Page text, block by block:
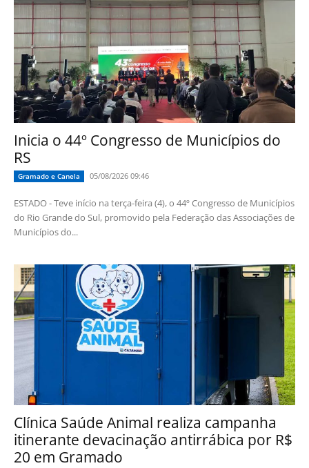
Inicia o 44º Congresso de Municípios do
RS
Gramado e Canela 05/08/2026 09:46
ESTADO - Teve início na terça-feira (4), o 44º Congresso de Municípios
do Rio Grande do Sul, promovido pela Federação das Associações de
Municípios do...
Clínica Saúde Animal realiza campanha
itinerante devacinação antirrábica por R$
20 em Gramado